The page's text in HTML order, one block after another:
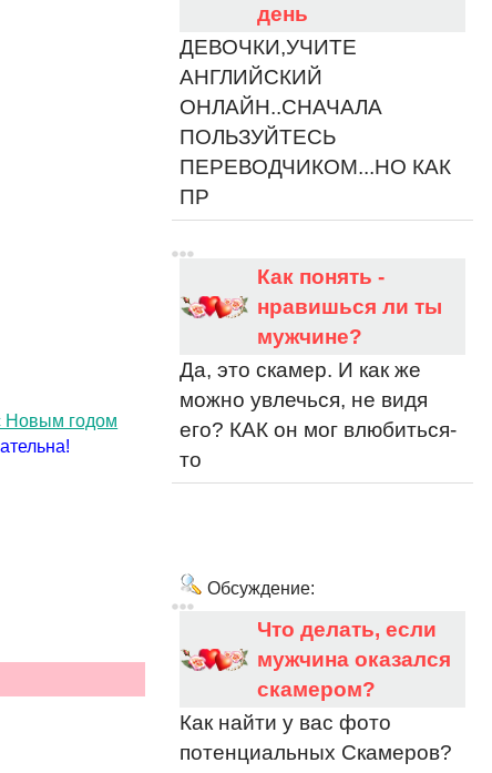
Новым годом
день
ДЕВОЧКИ,УЧИТЕ
АНГЛИЙСКИЙ
ОНЛАЙН..СНАЧАЛА
ПОЛЬЗУЙТЕСЬ
ПЕРЕВОДЧИКОМ...НО КАК
ПР
Как понять -
нравишься ли ты
мужчине?
Да, это скамер. И как же
можно увлечься, не видя
его? КАК он мог влюбиться-
то
Обсуждение:
Что делать, если
мужчина оказался
скамером?
Как найти у вас фото
потенциальных Скамеров?